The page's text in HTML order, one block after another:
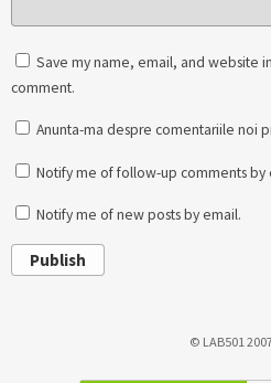
Save my name, email, and website
comment.
Anunta-ma despre comentariile noi
Notify me of follow-up comments by
Notify me of new posts by email.
Publish
© LAB501